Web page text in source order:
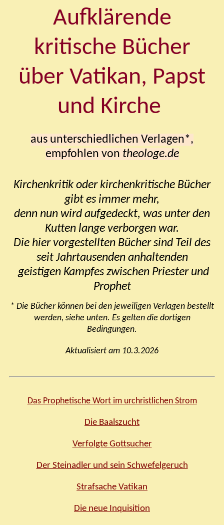
Aufklärende
kritische Bücher
über Vatikan, Papst
und Kirche
aus unterschiedlichen Verlagen*,
empfohlen von theologe.de
Kirchenkritik oder kirchenkritische Bücher
gibt es immer mehr,
denn nun wird aufgedeckt, was unter den
Kutten lange verborgen war.
Die hier vorgestellten Bücher sind Teil des
seit Jahrtausenden anhaltenden
geistigen Kampfes zwischen Priester und
Prophet
* Die Bücher können bei den jeweiligen Verlagen bestellt
werden, siehe unten. Es gelten die dortigen
Bedingungen.
Aktualisiert am 10.3.2026
Das Prophetische Wort im urchristlichen Strom
Die Baalszucht
Verfolgte Gottsucher
Der Steinadler und sein Schwefelgeruch
Strafsache Vatikan
Die neue Inquisition